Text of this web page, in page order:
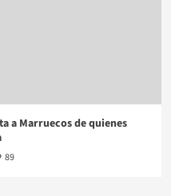
a Marruecos de quienes
89